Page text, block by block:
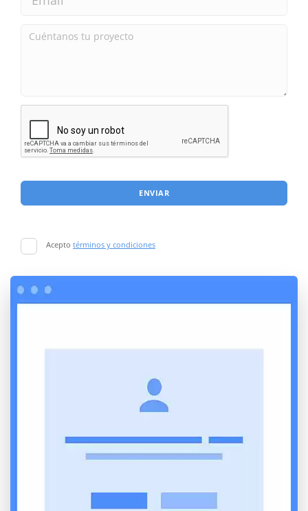
ENVIAR
Acepto términos y condiciones